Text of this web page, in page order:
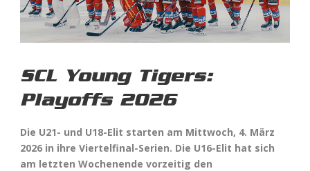
SCL Young Tigers:
Playoffs 2026
Die U21- und U18-Elit starten am Mittwoch, 4. März
2026 in ihre Viertelfinal-Serien. Die U16-Elit hat sich
am letzten Wochenende vorzeitig den